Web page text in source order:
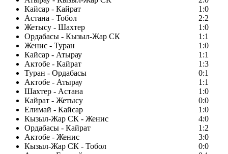
Кайсар - Кайрат
1:0
Астана - Тобол
2:2
Жетысу - Шахтер
1:0
Ордабасы - Кызыл-Жар СК
1:1
Женис - Туран
1:0
Кайсар - Атырау
1:1
Актобе - Кайрат
1:3
Туран - Ордабасы
0:1
Актобе - Атырау
1:1
Шахтер - Астана
1:0
Кайрат - Жетысу
0:0
Елимай - Кайсар
1:0
Кызыл-Жар СК - Женис
4:0
Ордабасы - Кайрат
1:2
Актобе - Женис
3:0
Кызыл-Жар СК - Тобол
0:0